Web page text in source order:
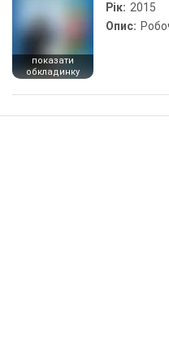
показати
обкладинку
Рік: 2015
Опис: